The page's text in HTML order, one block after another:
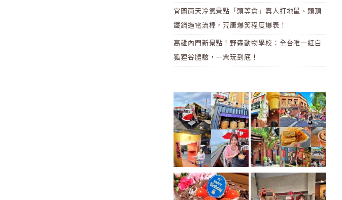
宜蘭雨天冷氣景點「頭等倉」真人打地鼠、頭頂
鐵鍋過電流棒，荒唐爆笑程度爆表！
高雄內門新景點！野森動物學校：全台唯一紅白
狐狸谷體驗，一票玩到底！